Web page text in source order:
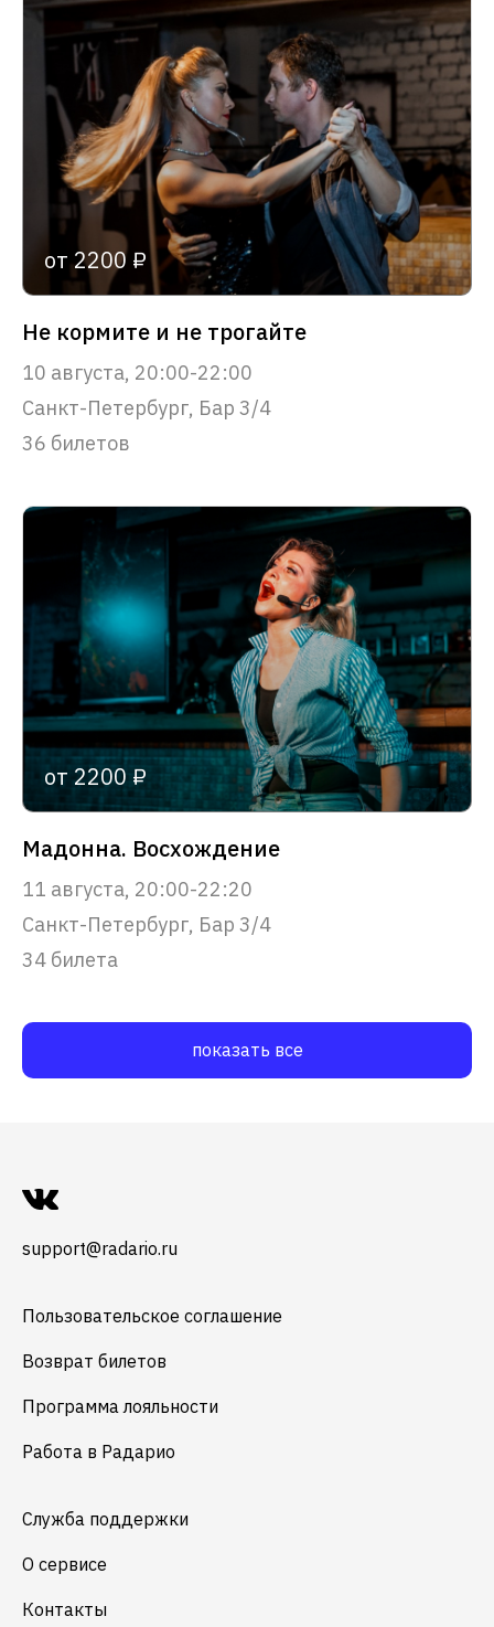
от 2200 ₽
Не кормите и не трогайте
10 августа, 20:00-22:00
Санкт-Петербург, Бар 3/4
36 билетов
от 2200 ₽
Мадонна. Восхождение
11 августа, 20:00-22:20
Санкт-Петербург, Бар 3/4
34 билета
показать все
support@radario.ru
Пользовательское соглашение
Возврат билетов
Программа лояльности
Работа в Радарио
Служба поддержки
О сервисе
Контакты